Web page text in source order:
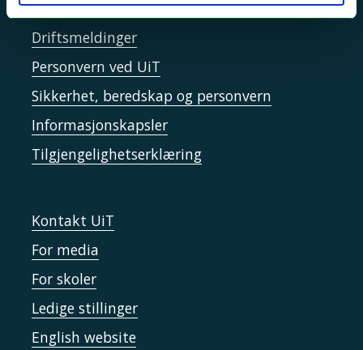
Si ifra!
Driftsmeldinger
Personvern ved UiT
Sikkerhet, beredskap og personvern
Informasjonskapsler
Tilgjengelighetserklæring
Kontakt UiT
For media
For skoler
Ledige stillinger
English website